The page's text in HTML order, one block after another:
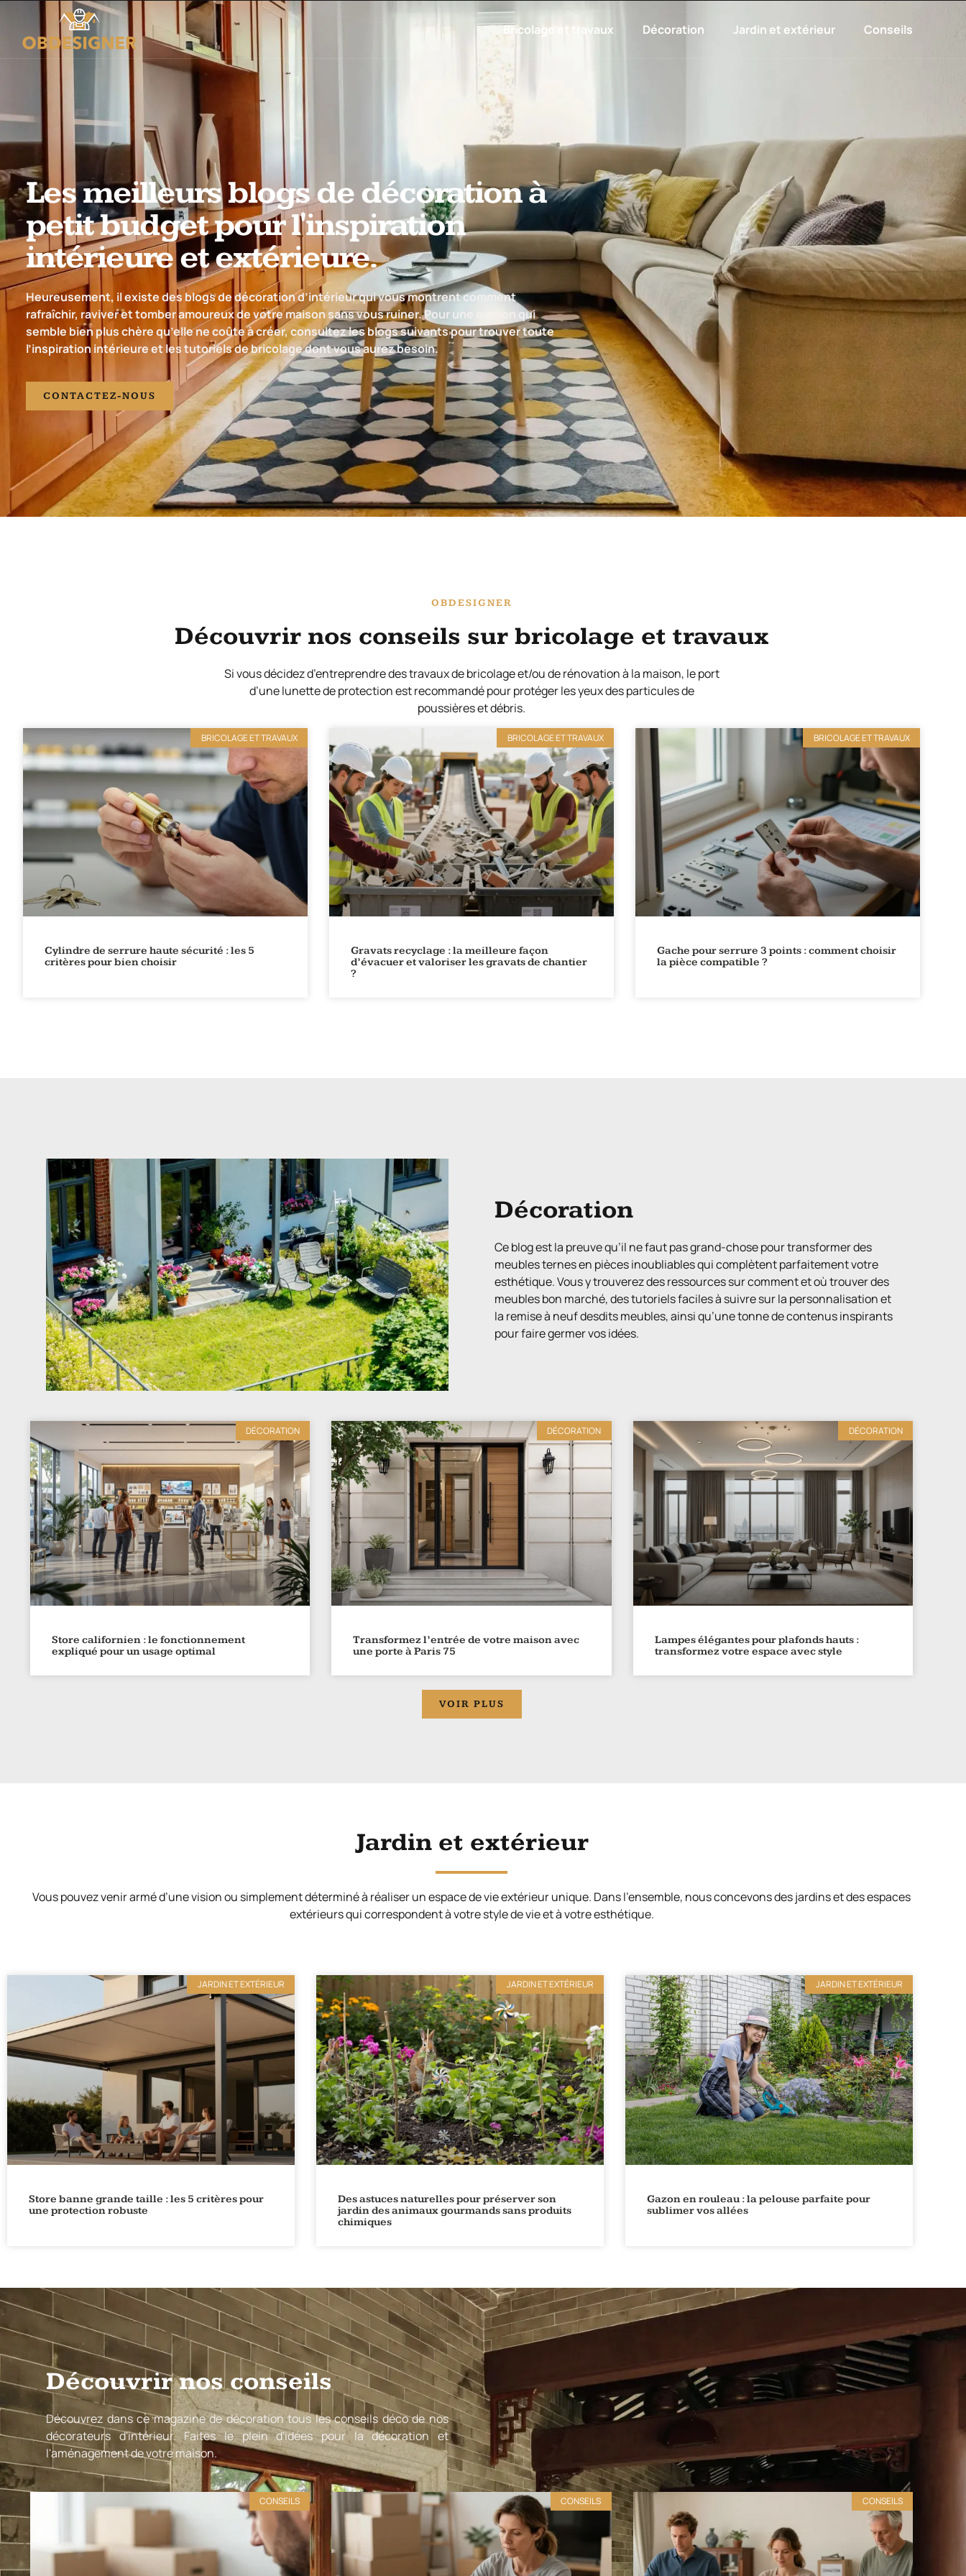
Bricolage et travaux Décoration Jardin et extérieur Conseils
Les meilleurs blogs de décoration à
petit budget pour l'inspiration
intérieure et extérieure.
Heureusement, il existe des blogs de décoration d’intérieur qui vous montrent comment
rafraîchir, raviver et tomber amoureux de votre maison sans vous ruiner. Pour une maison qui
semble bien plus chère qu’elle ne coûte à créer, consultez les blogs suivants pour trouver toute
l’inspiration intérieure et les tutoriels de bricolage dont vous aurez besoin.
CONTACTEZ-NOUS
OBDESIGNER
Découvrir nos conseils sur bricolage et travaux
Si vous décidez d’entreprendre des travaux de bricolage et/ou de rénovation à la maison, le port
d’une lunette de protection est recommandé pour protéger les yeux des particules de
poussières et débris.
BRICOLAGE ET TRAVAUX
Cylindre de serrure haute sécurité : les 5
critères pour bien choisir
BRICOLAGE ET TRAVAUX
Gravats recyclage : la meilleure façon
d’évacuer et valoriser les gravats de chantier
?
BRICOLAGE ET TRAVAUX
Gache pour serrure 3 points : comment choisir
la pièce compatible ?
Décoration
Ce blog est la preuve qu’il ne faut pas grand-chose pour transformer des
meubles ternes en pièces inoubliables qui complètent parfaitement votre
esthétique. Vous y trouverez des ressources sur comment et où trouver des
meubles bon marché, des tutoriels faciles à suivre sur la personnalisation et
la remise à neuf desdits meubles, ainsi qu’une tonne de contenus inspirants
pour faire germer vos idées.
DÉCORATION
Store californien : le fonctionnement
expliqué pour un usage optimal
DÉCORATION
Transformez l’entrée de votre maison avec
une porte à Paris 75
DÉCORATION
Lampes élégantes pour plafonds hauts :
transformez votre espace avec style
VOIR PLUS
Jardin et extérieur
Vous pouvez venir armé d’une vision ou simplement déterminé à réaliser un espace de vie extérieur unique. Dans l’ensemble, nous concevons des jardins et des espaces
extérieurs qui correspondent à votre style de vie et à votre esthétique.
JARDIN ET EXTÉRIEUR
Store banne grande taille : les 5 critères pour
une protection robuste
JARDIN ET EXTÉRIEUR
Des astuces naturelles pour préserver son
jardin des animaux gourmands sans produits
chimiques
JARDIN ET EXTÉRIEUR
Gazon en rouleau : la pelouse parfaite pour
sublimer vos allées
Découvrir nos conseils
Découvrez dans ce magazine de décoration tous les conseils déco de nos
décorateurs d'intérieur. Faites le plein d'idées pour la décoration et
l'aménagement de votre maison.
CONSEILS CONSEILS CONSEILS